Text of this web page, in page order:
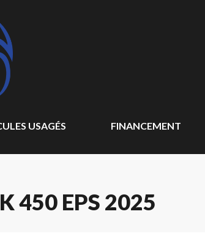
USAGÉS FINANCEMENT
450 EPS 2025